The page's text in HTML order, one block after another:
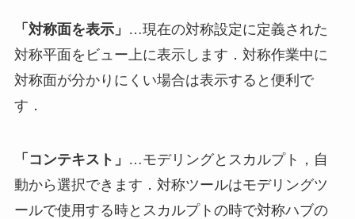
「対称面を表示」 …現在の対称設定に定義された
対称平面をビュー上に表示します．対称作業中に
対称面が分かりにくい場合は表示すると便利で
す．
「コンテキスト」 …モデリングとスカルプト，自
動から選択できます．対称ツールはモデリングツ
ールで使用する時とスカルプトの時で対称ハブの